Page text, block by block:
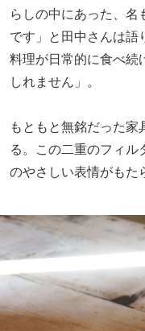
らしの中にあった、
です」と田中さんは
料理が日常的に食べ続
しれません」。
もともと無銘だった
る。この二重のフィ
のやさしい表情がもた